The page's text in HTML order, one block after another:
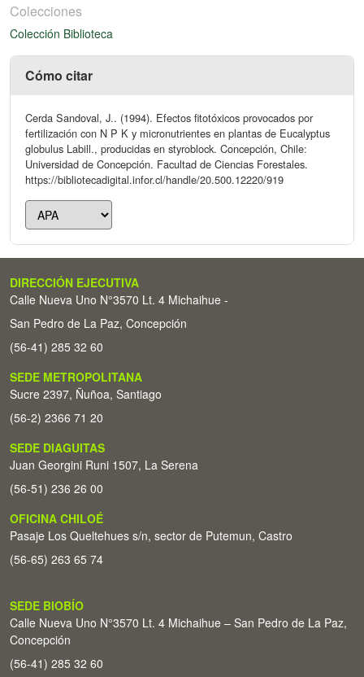
Colecciones
Colección Biblioteca
Cómo citar
Cerda Sandoval, J.. (1994). Efectos fitotóxicos provocados por
fertilización con N P K y micronutrientes en plantas de Eucalyptus
globulus Labill., producidas en styroblock. Concepción, Chile:
Universidad de Concepción. Facultad de Ciencias Forestales.
https://bibliotecadigital.infor.cl/handle/20.500.12220/919
DIRECCIÓN EJECUTIVA
Calle Nueva Uno N°3570 Lt. 4 Michaihue -
San Pedro de La Paz, Concepción
(56-41) 285 32 60
SEDE METROPOLITANA
Sucre 2397, Ñuñoa, Santiago
(56-2) 2366 71 20
SEDE DIAGUITAS
Juan Georgini Runi 1507, La Serena
(56-51) 236 26 00
OFICINA CHILOÉ
Pasaje Los Queltehues s/n, sector de Putemun, Castro
(56-65) 263 65 74
SEDE BIOBÍO
Calle Nueva Uno N°3570 Lt. 4 Michaihue – San Pedro de La Paz,
Concepción
(56-41) 285 32 60